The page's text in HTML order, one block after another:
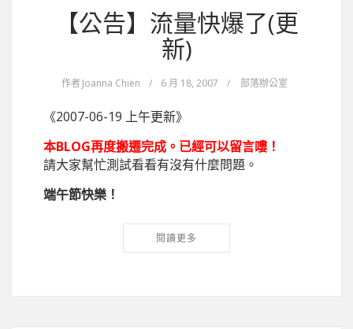
【公告】流量快爆了(更
新)
作者Joanna Chien / 6 月 18, 2007 / 部落辦公室
《2007-06-19 上午更新》
本BLOG再度搬遷完成。已經可以留言嘍！
請大家幫忙測試看看有沒有什麼問題。
端午節快樂！
閱讀更多